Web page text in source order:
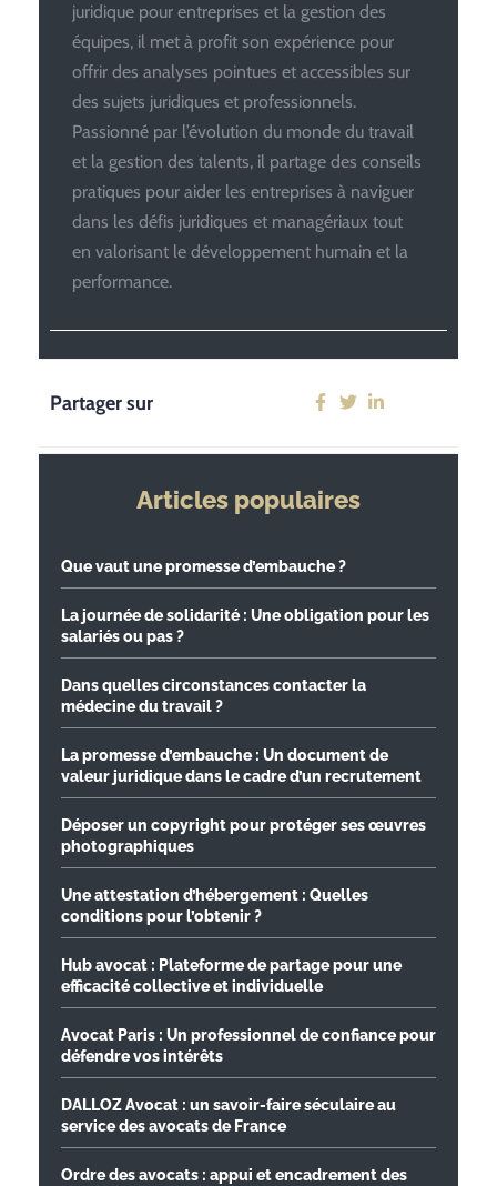
juridique pour entreprises et la gestion des
équipes, il met à profit son expérience pour
offrir des analyses pointues et accessibles sur
des sujets juridiques et professionnels.
Passionné par l’évolution du monde du travail
et la gestion des talents, il partage des conseils
pratiques pour aider les entreprises à naviguer
dans les défis juridiques et managériaux tout
en valorisant le développement humain et la
performance.
Partager sur
Articles populaires
Que vaut une promesse d’embauche ?
La journée de solidarité : Une obligation pour les
salariés ou pas ?
Dans quelles circonstances contacter la
médecine du travail ?
La promesse d’embauche : Un document de
valeur juridique dans le cadre d’un recrutement
Déposer un copyright pour protéger ses œuvres
photographiques
Une attestation d’hébergement : Quelles
conditions pour l’obtenir ?
Hub avocat : Plateforme de partage pour une
efficacité collective et individuelle
Avocat Paris : Un professionnel de confiance pour
défendre vos intérêts
DALLOZ Avocat : un savoir-faire séculaire au
service des avocats de France
Ordre des avocats : appui et encadrement des